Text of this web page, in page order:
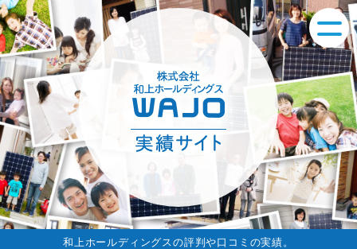
和上ホールディングスの評判や口コミの実績。